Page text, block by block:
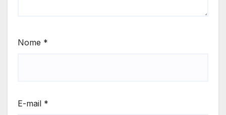
Nome *
E-mail *